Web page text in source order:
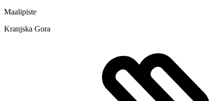
Maalipiste
Kranjska Gora